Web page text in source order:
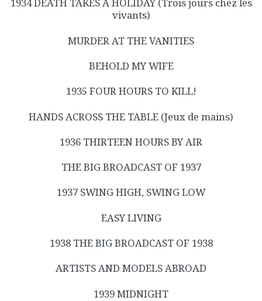
1934 DEATH TAKES A HOLIDAY (Trois jours chez les
vivants)
MURDER AT THE VANITIES
BEHOLD MY WIFE
1935 FOUR HOURS TO KILL!
HANDS ACROSS THE TABLE (Jeux de mains)
1936 THIRTEEN HOURS BY AIR
THE BIG BROADCAST OF 1937
1937 SWING HIGH, SWING LOW
EASY LIVING
1938 THE BIG BROADCAST OF 1938
ARTISTS AND MODELS ABROAD
1939 MIDNIGHT